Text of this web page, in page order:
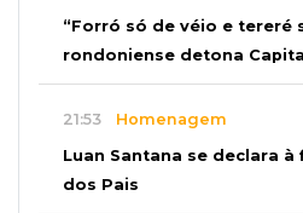
“Forró só de véio e tereré
rondoniense detona
21:53 Homenagem
Luan Santana se declara à
dos Pais